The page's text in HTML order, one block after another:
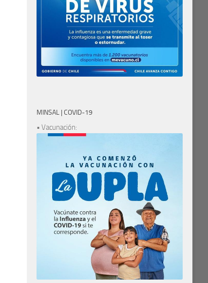
MINSAL | COVID-19
• Vacunación: